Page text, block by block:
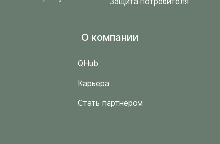
O компании
QHub
Карьера
Стать партнером